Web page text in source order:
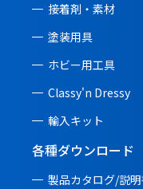
接着剤・素材
塗装用具
ホビー用工具
Classy'n Dressy
輸入キット
各種ダウンロード
製品カタログ/説